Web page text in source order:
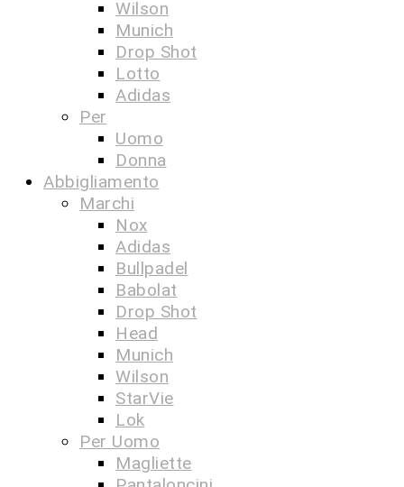
Wilson
Munich
Drop Shot
Lotto
Adidas
Per
Uomo
Donna
Abbigliamento
Marchi
Nox
Adidas
Bullpadel
Babolat
Drop Shot
Head
Munich
Wilson
StarVie
Lok
Per Uomo
Magliette